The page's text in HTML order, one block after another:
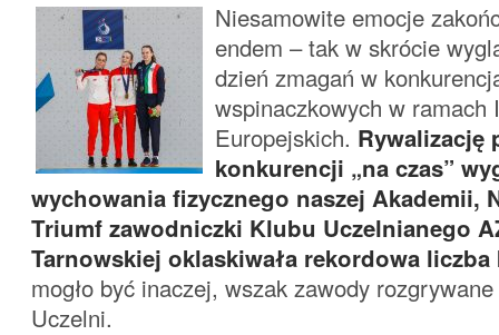
Niesamowite emocje
endem – tak w skrócie
dzień zmagań w
wspinaczkowych w ramach
Europejskich. Rywalizację
konkurencji „na czas”
wychowania fizycznego naszej Akademii,
Triumf zawodniczki Klubu Uczelnianego
Tarnowskiej oklaskiwała rekordowa
mogło być inaczej, wszak zawody
Uczelni.